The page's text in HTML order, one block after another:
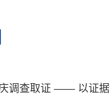
调查取证 —— 以证